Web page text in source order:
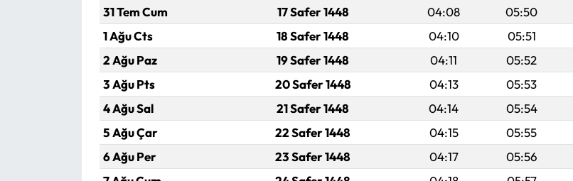
31 Tem Cum
17 Safer 1448 04:08 05:50
1 Ağu Cts
18 Safer 1448 04:10 05:51
2 Ağu Paz
19 Safer 1448 04:11 05:52
3 Ağu Pts
20 Safer 1448 04:13 05:53
4 Ağu Sal
21 Safer 1448 04:14 05:54
5 Ağu Çar
22 Safer 1448 04:15 05:55
6 Ağu Per
23 Safer 1448 04:17 05:56
Ortaköy Haberleri
Osmancık Haberleri
Resmi Reklam